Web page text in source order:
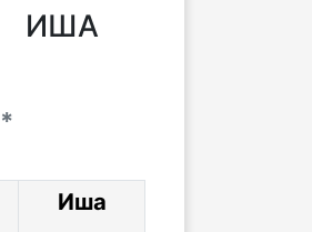
ИША
*
Иша